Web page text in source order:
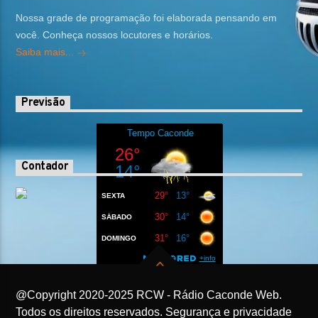
Nossa grade de programação foi elaborada pensando em
você. Conheça nossos locutores e horários.
Saiba mais...
Previsão
Contador
@Copyright 2020-2025 RCW - Rádio Caconde Web.
Todos os direitos reservados. Segurança e privacidade